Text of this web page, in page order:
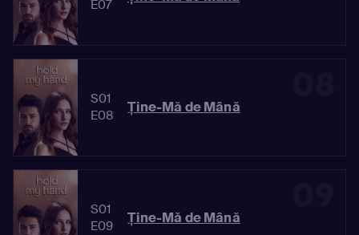
E07
S01
E08
Ține-Mă de Mână
S01
E09
Ține-Mă de Mână